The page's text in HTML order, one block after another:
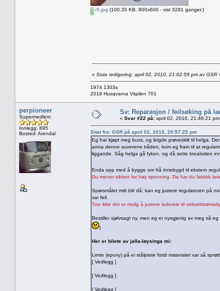
r5.jpg (100.35 KB. 800x600 - vist 3281 ganger.)
« Siste redigering: april 02, 2010, 21:02:59 pm av GSR
1974 1303s
2018 Husqvarna Vitpilen 701
perpioneer
Supermedlem
Innlegg: 895
Bosted: Arendal
Sv: Reparasjon / feilsøking på
« Svar #22 på: april 02, 2010, 21:46:21
Sitat fra: GSR på april 02, 2010, 20:57:25 pm
Eg har kjøpt meg buss, og leigde prøveskilt til helga.
anna denne suverene tråden, kom eg fram til at
liggande. Såg helga gå fyken, og då sette kreativiten
Enda opp med å bygge om frå innebygd til ekstern
Du mener sikkert for høy spenning. Da har du faktisk
Spørsmålet mitt blir då: kan eg justere regulatoren på
var feil.
Tror ikke det er mulig å justere laderele til
Bestiller sjølvsagt ny, men eg er nysgjerrig av meg så
)
Her er bilete av jalla-løysinga mi:
Limte (epoxy) på ei stålplate fordi materialet var så
[ Vedlegg ]
[ Vedlegg ]
[ Vedlegg ]